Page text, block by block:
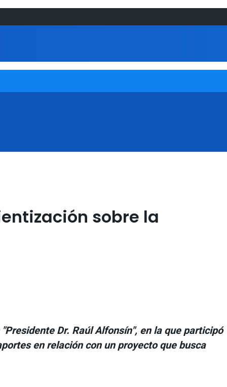
sobre la
Dr. Raúl Alfonsín", en la que participó
en relación con un proyecto que busca